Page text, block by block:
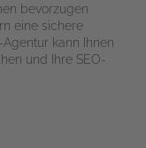
bevorzugen
eine sichere
kann Ihnen
und Ihre SEO-